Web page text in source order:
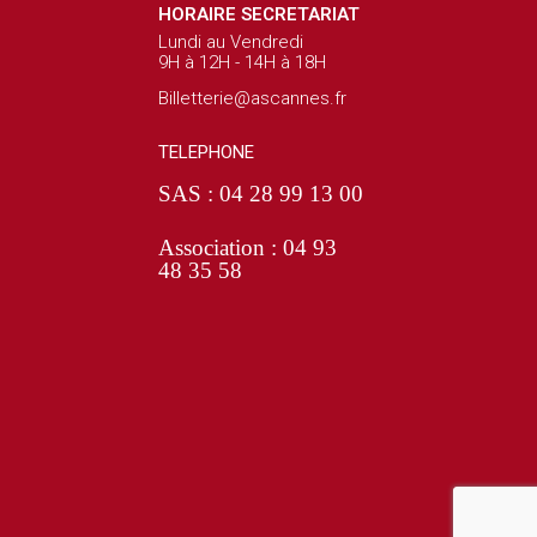
HORAIRE SECRETARIAT
Lundi au Vendredi
9H à 12H - 14H à 18H
Billetterie@ascannes.fr
TELEPHONE
SAS : 04 28 99 13 00
Association : 04 93
48 35 58